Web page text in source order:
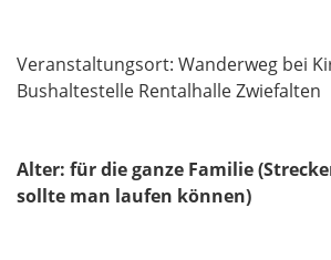
Veranstaltungsort: Wanderweg bei
Bushaltestelle Rentalhalle Zwiefalten
Alter: für die ganze Familie
sollte man laufen können)